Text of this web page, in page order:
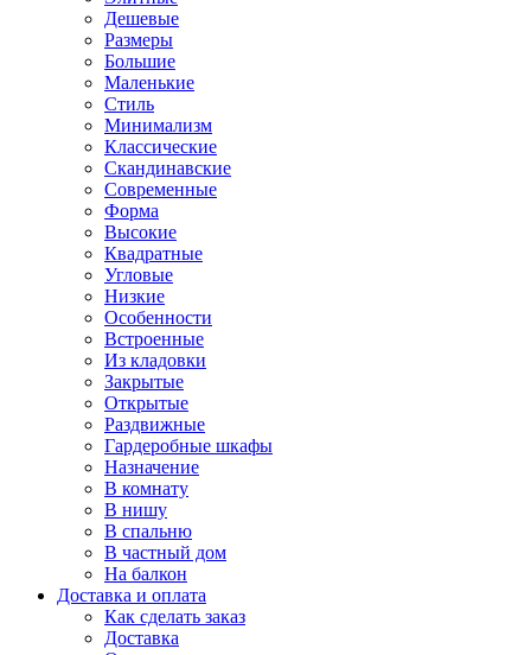
Дешевые
Размеры
Большие
Маленькие
Стиль
Минимализм
Классические
Скандинавские
Современные
Форма
Высокие
Квадратные
Угловые
Низкие
Особенности
Встроенные
Из кладовки
Закрытые
Открытые
Раздвижные
Гардеробные шкафы
Назначение
В комнату
В нишу
В спальню
В частный дом
На балкон
Доставка и оплата
Как сделать заказ
Доставка